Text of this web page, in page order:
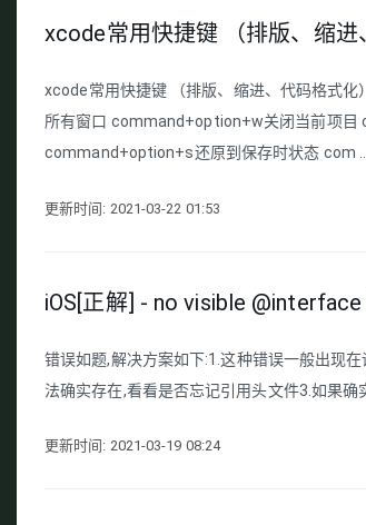
xcode常用快捷键 （排版、缩进
xcode常用快捷键 （排版、缩进、代码格式
所有窗口 command+option+w关闭当前项
command+option+s还原到保存时状态 com ...
更新时间: 2021-03-22 01:53
iOS[正解] - no visible
错误如题,解决方案如下:1.这种错误一般出现
法确实存在,看看是否忘记引用头文件3.如果确
更新时间: 2021-03-19 08:24